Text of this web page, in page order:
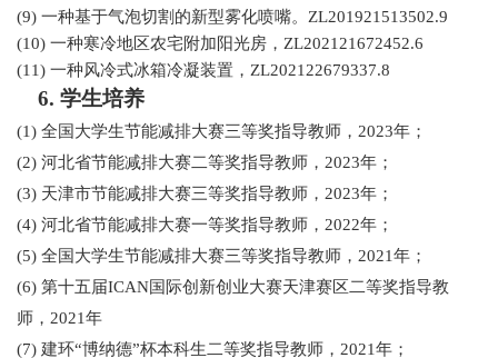
(9) 一种基于气泡切割的新型雾化喷嘴。 ZL201921513502.9
(10) 一种寒冷地区农宅附加阳光房， ZL202121672452.6
(11) 一种风冷式冰箱冷凝装置， ZL202122679337.8
6. 学生培养
(1) 全国大学生节能减排大赛三等奖指导教师， 2023年；
(2) 河北省节能减排大赛二等奖指导教师， 2023年；
(3) 天津市节能减排大赛三等奖指导教师， 2023年；
(4) 河北省节能减排大赛一等奖指导教师， 2022年；
(5) 全国大学生节能减排大赛三等奖指导教师， 2021年；
(6) 第十五届ICAN国际创新创业大赛天津赛区二等奖指导教
师， 2021年
(7) 建环“博纳德”杯本科生二等奖指导教师， 2021年；